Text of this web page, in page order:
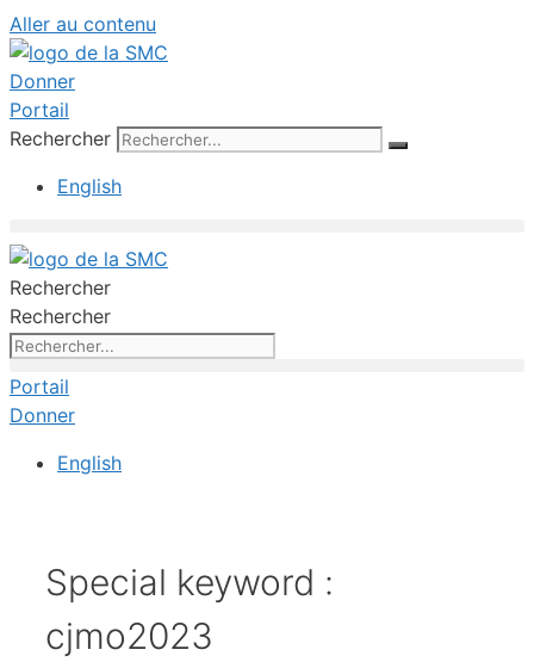
Aller au contenu
Donner
Portail
Rechercher
English
Rechercher
Rechercher
Portail
Donner
English
Special keyword :
cjmo2023